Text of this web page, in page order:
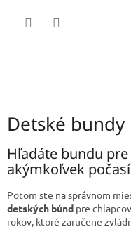
Detské bundy
Hľadáte bundu
akýmkoľvek
Potom ste na správnom
detských búnd pre
rokov, ktoré zaručene